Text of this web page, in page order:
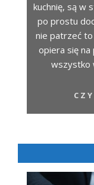
kuchnię, są w
po prostu
nie patrzeć
opiera się
wszystko